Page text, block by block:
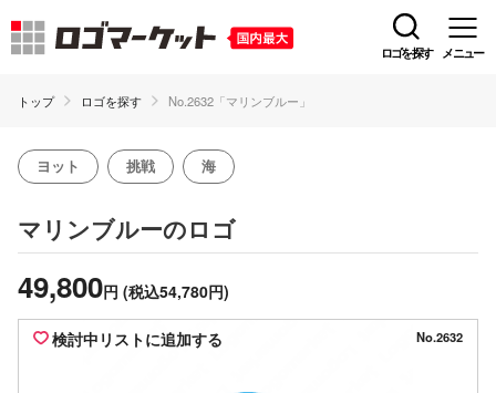
ロゴを探す メニュー
トップ ロゴを探す No.2632「マリンブルー」
ヨット 挑戦 海
マリンブルーのロゴ
49,800円 (税込54,780円)
検討中リストに追加する No.2632